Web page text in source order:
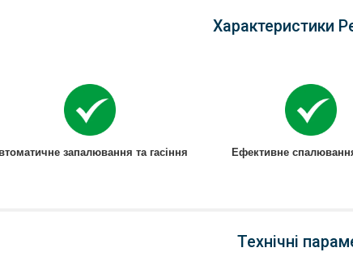
Характеристики
запалювання та гасіння Ефективне
Технічні